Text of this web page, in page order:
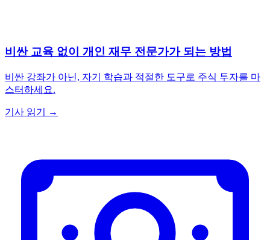
비싼 교육 없이 개인 재무 전문가가 되는 방법
비싼 강좌가 아닌, 자기 학습과 적절한 도구로 주식 투자를 마
스터하세요.
기사 읽기 →